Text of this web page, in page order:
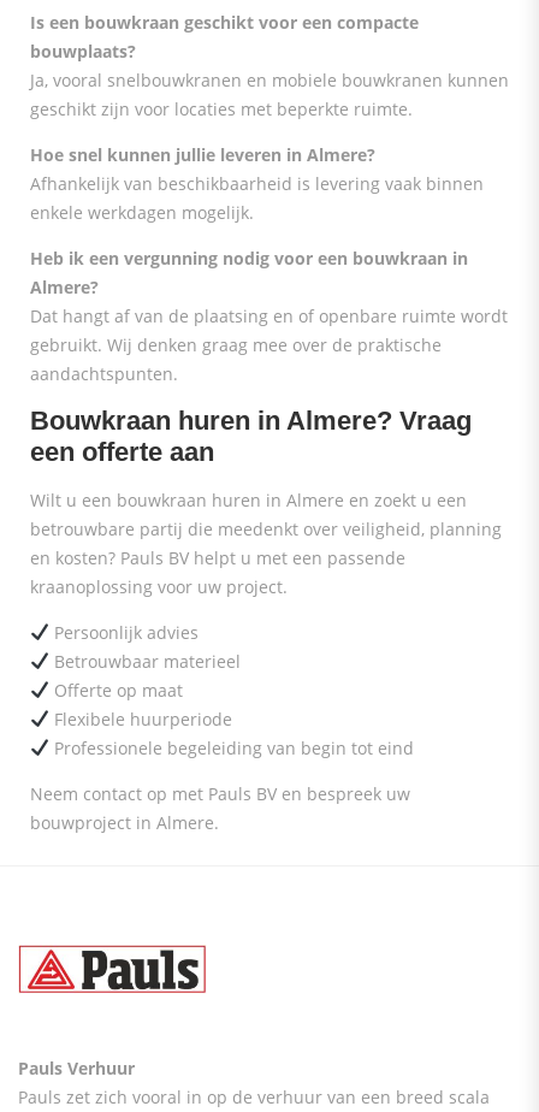
Is een bouwkraan geschikt voor een compacte
bouwplaats?
Ja, vooral snelbouwkranen en mobiele bouwkranen kunnen
geschikt zijn voor locaties met beperkte ruimte.
Hoe snel kunnen jullie leveren in Almere?
Afhankelijk van beschikbaarheid is levering vaak binnen
enkele werkdagen mogelijk.
Heb ik een vergunning nodig voor een bouwkraan in
Almere?
Dat hangt af van de plaatsing en of openbare ruimte wordt
gebruikt. Wij denken graag mee over de praktische
aandachtspunten.
Bouwkraan huren in Almere? Vraag
een offerte aan
Wilt u een bouwkraan huren in Almere en zoekt u een
betrouwbare partij die meedenkt over veiligheid, planning
en kosten? Pauls BV helpt u met een passende
kraanoplossing voor uw project.
Persoonlijk advies
Betrouwbaar materieel
Offerte op maat
Flexibele huurperiode
Professionele begeleiding van begin tot eind
Neem contact op met Pauls BV en bespreek uw
bouwproject in Almere.
Pauls Verhuur
Pauls zet zich vooral in op de verhuur van een breed scala